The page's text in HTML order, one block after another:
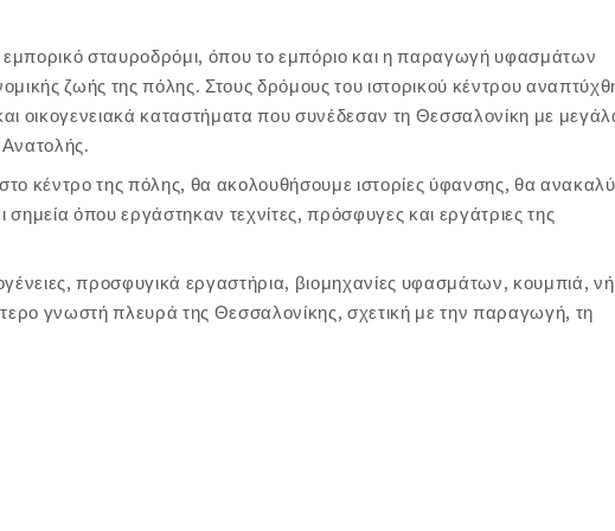
σταυροδρόμι, όπου το εμπόριο και η παραγωγή υφασμάτων
ζωής της πόλης. Στους δρόμους του ιστορικού κέντρου
οικογενειακά καταστήματα που συνέδεσαν τη Θεσσαλονίκη με
κέντρο της πόλης, θα ακολουθήσουμε ιστορίες ύφανσης, θα
όπου εργάστηκαν τεχνίτες, πρόσφυγες και εργάτριες της
προσφυγικά εργαστήρια, βιομηχανίες υφασμάτων, κουμπιά,
γνωστή πλευρά της Θεσσαλονίκης, σχετική με την παραγωγή, τη